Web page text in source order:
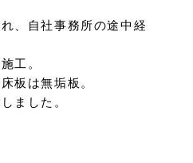
、自社事務所の途中経
工。
板は無垢板。
ました。